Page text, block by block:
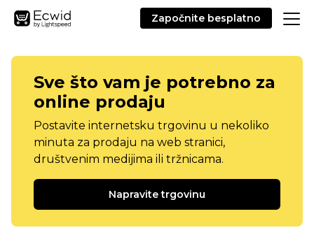
Započnite besplatno
Sve što vam je potrebno za
online prodaju
Postavite internetsku trgovinu u nekoliko
minuta za prodaju na web stranici,
društvenim medijima ili tržnicama.
Napravite trgovinu